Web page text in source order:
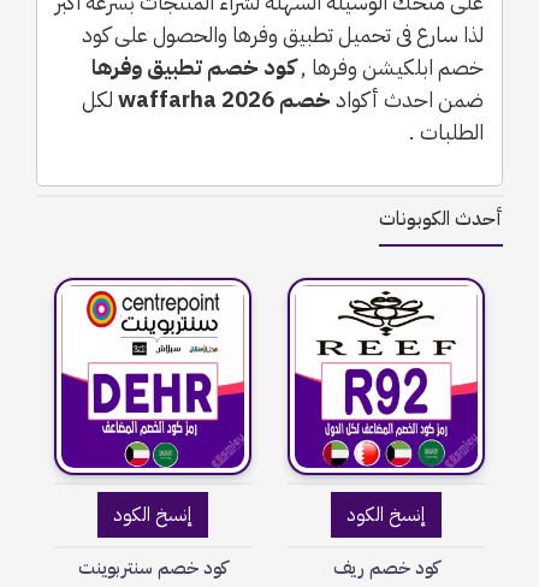
لذا سارع فى تحميل تطبيق وفرها والحصول على كود
خصم ابلكيشن وفرها ,كود خصم تطبيق وفرها
ضمن احدث أكوادخصم waffarha 2026
لكل
الطلبات .
أحدث الكوبونات
إنسخ الكود
كود خصم ريف
إنسخ الكود
كود خصم سنتربوينت